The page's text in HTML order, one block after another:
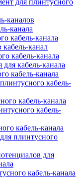
для плинтусного
каналов
канала
кабель-канала
кабель-канал
кабель-канала
кабель-канала
кабель-канала
кабель-
кабель-канала
кабель-
кабель-канала
плинтусного
для
кабель-канала